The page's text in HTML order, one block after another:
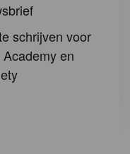
schrijven voor
en